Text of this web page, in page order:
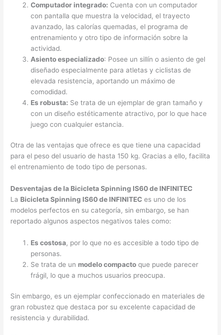
Computador integrado: Cuenta con un computador
con pantalla que muestra la velocidad, el trayecto
avanzado, las calorías quemadas, el programa de
entrenamiento y otro tipo de información sobre la
actividad.
Asiento especializado: Posee un sillín o asiento de gel
diseñado especialmente para atletas y ciclistas de
elevada resistencia, aportando un máximo de
comodidad.
Es robusta: Se trata de un ejemplar de gran tamaño y
con un diseño estéticamente atractivo, por lo que hace
juego con cualquier estancia.
Otra de las ventajas que ofrece es que tiene una capacidad
para el peso del usuario de hasta 150 kg. Gracias a ello, facilita
el entrenamiento de todo tipo de personas.
Desventajas de la Bicicleta Spinning IS60 de INFINITEC
La Bicicleta Spinning IS60 de INFINITEC es uno de los
modelos perfectos en su categoría, sin embargo, se han
reportado algunos aspectos negativos tales como:
Es costosa, por lo que no es accesible a todo tipo de
personas.
Se trata de un modelo compacto que puede parecer
frágil, lo que a muchos usuarios preocupa.
Sin embargo, es un ejemplar confeccionado en materiales de
gran robustez que destaca por su excelente capacidad de
resistencia y durabilidad.